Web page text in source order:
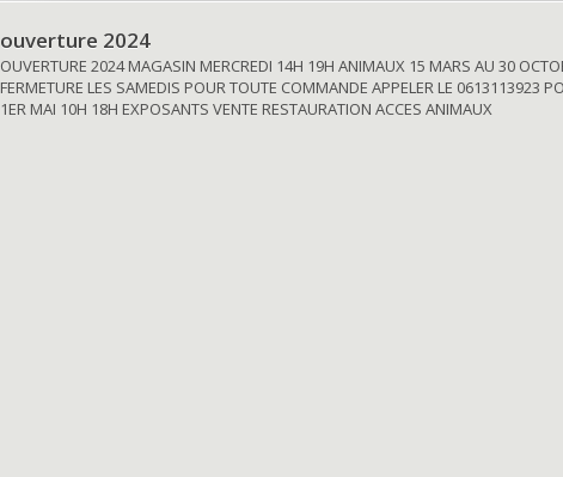
ouverture 2024
OUVERTURE 2024 MAGASIN MERCREDI 14H 19H ANIMAUX 15 MARS AU 30
FERMETURE LES SAMEDIS POUR TOUTE COMMANDE APPELER LE 0613113923
1ER MAI 10H 18H EXPOSANTS VENTE RESTAURATION ACCES ANIMAUX